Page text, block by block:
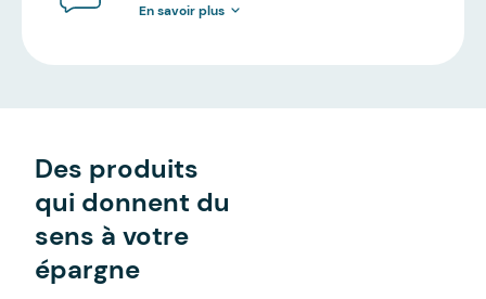
En savoir plus
Des produits
qui donnent du
sens à votre
épargne